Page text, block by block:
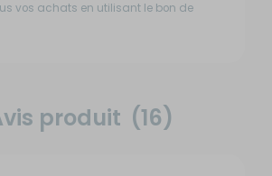
vos achats en utilisant le bon de
produit (16)